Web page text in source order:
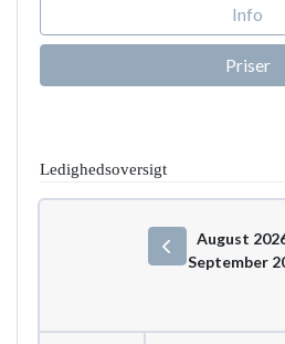
Info
Priser
Ledighedsoversigt
August
September